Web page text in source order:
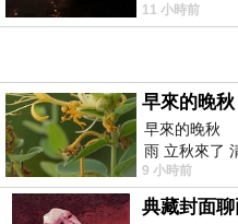
一間小套房，
馬桶!!要刷到最底層的
刷洗馬桶好，還要擦乾淨
洗臉盆!!竟然叫我，噴
桶的刷子去刷。
我說這樣危險，洗臉會
11 小時前
早來的晚秋
早來的晚秋
雨 立秋來了
下子 又被赤
9 小時前
典藏封面聊